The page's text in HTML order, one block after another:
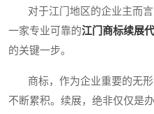
对于江门地区的企业主而言
一家专业可靠的江门商标续展
的关键一步。
商标，作为企业重要的无形
不断累积。续展，绝非仅仅是